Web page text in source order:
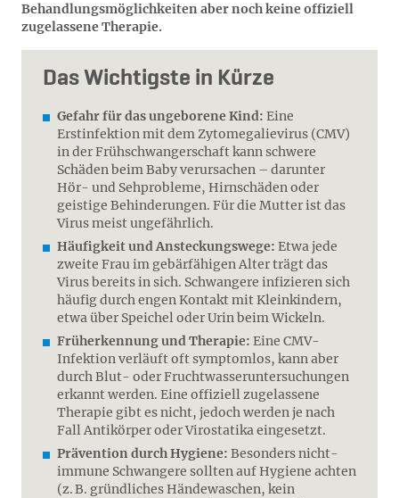
Behandlungsmöglichkeiten aber noch keine offiziell
zugelassene Therapie.
Das Wichtigste in Kürze
Gefahr für das ungeborene Kind: Eine
Erstinfektion mit dem Zytomegalievirus (CMV)
in der Frühschwangerschaft kann schwere
Schäden beim Baby verursachen – darunter
Hör- und Sehprobleme, Hirnschäden oder
geistige Behinderungen. Für die Mutter ist das
Virus meist ungefährlich.
Häufigkeit und Ansteckungswege: Etwa jede
zweite Frau im gebärfähigen Alter trägt das
Virus bereits in sich. Schwangere infizieren sich
häufig durch engen Kontakt mit Kleinkindern,
etwa über Speichel oder Urin beim Wickeln.
Früherkennung und Therapie: Eine CMV-
Infektion verläuft oft symptomlos, kann aber
durch Blut- oder Fruchtwasseruntersuchungen
erkannt werden. Eine offiziell zugelassene
Therapie gibt es nicht, jedoch werden je nach
Fall Antikörper oder Virostatika eingesetzt.
Prävention durch Hygiene: Besonders nicht-
immune Schwangere sollten auf Hygiene achten
(z. B. gründliches Händewaschen, kein